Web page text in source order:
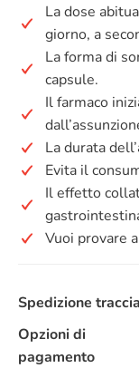
La dose
giorno, a
La forma di
capsule.
Il farmaco
La durata
Evita il
Il effetto
Vuoi provare
Spedizione
Opzioni di
pagamento